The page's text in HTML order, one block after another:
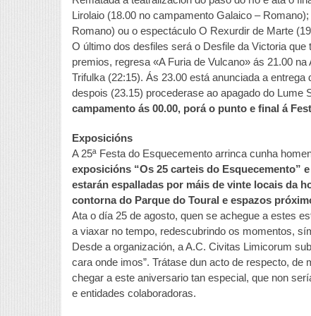
Lirolaio (18.00 no campamento Galaico –
Romano) ou o espectáculo O Rexurdir de Marte
O último dos desfiles será o Desfile da Victoria
premios, regresa «A Furia de Vulcano» ás 21.00
Trifulka (22:15). Ás 23.00 está anunciada a
despois (23.15) procederase ao apagado do Lume
campamento ás 00.00, porá o punto e final á
Exposicións
A 25ª Festa do Esquecemento arrinca cunha
exposicións “Os 25 carteis do Esquecemento”
estarán espalladas por máis de vinte locais da
contorna do Parque do Toural e espazos
Ata o día 25 de agosto, quen se achegue a estes
a viaxar no tempo, redescubrindo os momentos,
Desde a organización, a A.C. Civitas Limicorum
cara onde imos”. Trátase dun acto de respecto,
chegar a este aniversario tan especial, que non
e entidades colaboradoras.